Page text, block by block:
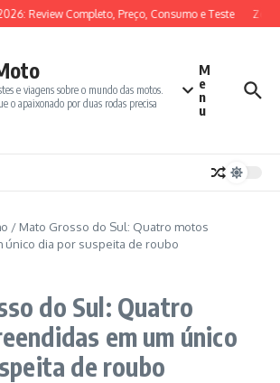
Review Completo, Preço, Consumo e Teste
e viagens sobre o mundo das motos.
o apaixonado por duas rodas precisa
M
e
n
u
/ Mato Grosso do Sul: Quatro motos
único dia por suspeita de roubo
do Sul: Quatro
em um único
de roubo